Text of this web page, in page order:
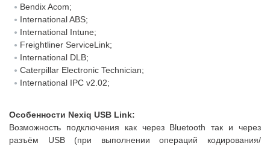
Bendix Acom;
International ABS;
International Intune;
Freightliner ServiceLink;
International DLB;
Caterpillar Electronic Technician;
International IPC v2.02;
Особенности Nexiq USB Link:
Возможность подключения как через Bluetooth так и через
разъём USB (при выполнении операций кодирования/